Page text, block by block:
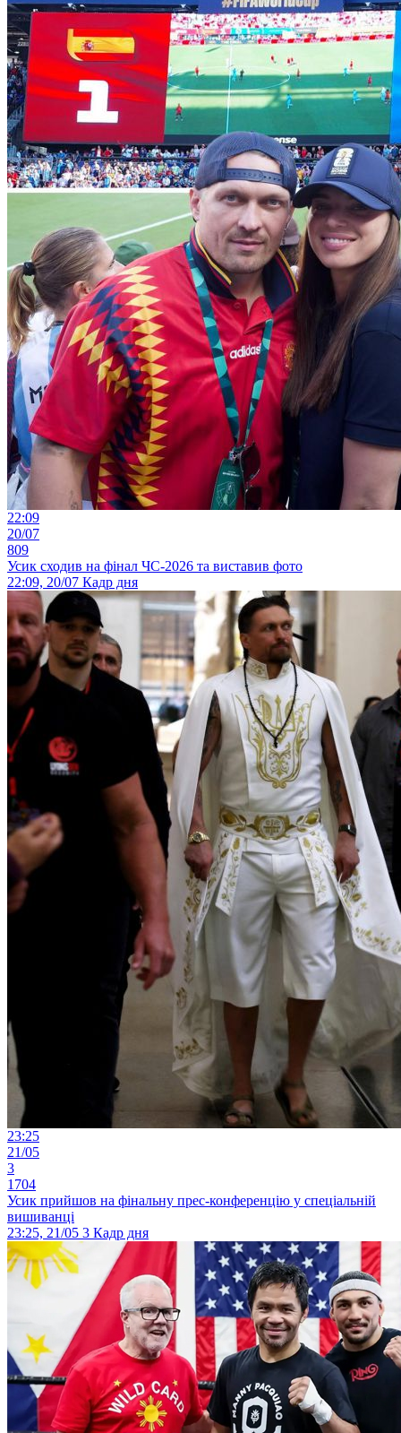
22:09
20/07
809
Усик сходив на фінал ЧС-2026 та виставив фото
22:09, 20/07 Кадр дня
23:25
21/05
3
1704
Усик прийшов на фінальну прес-конференцію у спеціальній
вишиванці
23:25, 21/05 3 Кадр дня